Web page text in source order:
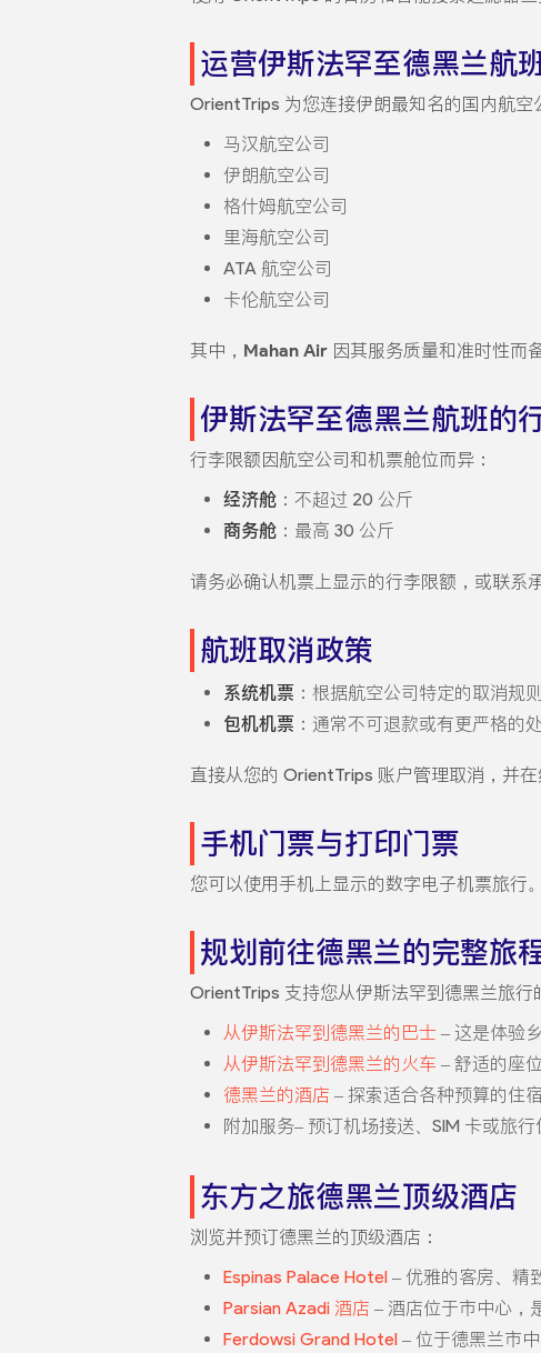
运营伊斯法罕至德黑兰航
OrientTrips 为您连接伊朗最知名的国内航空
马汉航空公司
伊朗航空公司
格什姆航空公司
里海航空公司
ATA 航空公司
卡伦航空公司
其中， Mahan Air 因其服务质量和准时性而
伊斯法罕至德黑兰航班的
行李限额因航空公司和机票舱位而异：
经济舱 ：不超过 20 公斤
商务舱 ：最高 30 公斤
请务必确认机票上显示的行李限额，或联系
航班取消政策
系统机票 ：根据航空公司特定的取消规
包机机票 ：通常不可退款或有更严格的
直接从您的 OrientTrips 账户管理取消，并在
手机门票与打印门票
您可以使用手机上显示的数字电子机票旅行
规划前往德黑兰的完整旅
OrientTrips 支持您从伊斯法罕到德黑兰旅行
从伊斯法罕到德黑兰的巴士 – 这是体验
从伊斯法罕到德黑兰的火车 – 舒适的座
德黑兰的酒店 – 探索适合各种预算的住宿
附加服务– 预订机场接送、SIM 卡或旅行
东方之旅德黑兰顶级酒店
浏览并预订德黑兰的顶级酒店：
Espinas Palace Hotel – 优雅的客房、精
Parsian Azadi 酒店 – 酒店位于市中心，
Ferdowsi Grand Hotel – 位于德黑兰市